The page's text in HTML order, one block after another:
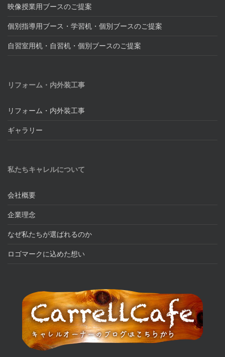
映像授業用ブースのご提案
個別指導用ブース・学習机・個別ブースのご提案
自習室用机・自習机・個別ブースのご提案
リフォーム・内外装工事
リフォーム・内外装工事
ギャラリー
私たちキャレルについて
会社概要
企業理念
なぜ私たちが選ばれるのか
ロゴマークに込めた想い